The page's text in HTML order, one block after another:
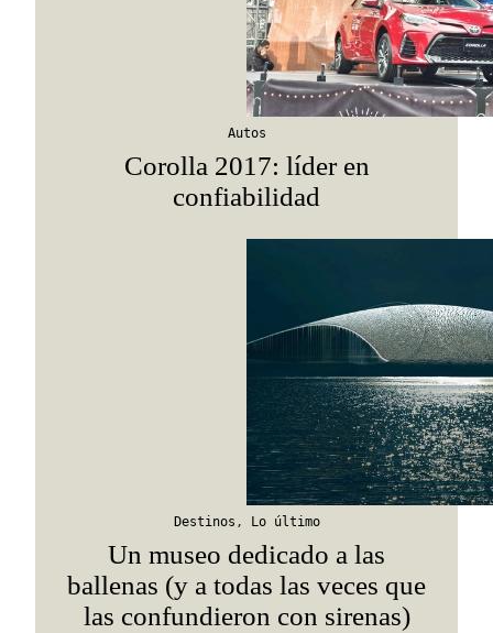
Autos
Corolla 2017: líder en
confiabilidad
Destinos , Lo último
Un museo dedicado a las
ballenas (y a todas las veces que
las confundieron con sirenas)